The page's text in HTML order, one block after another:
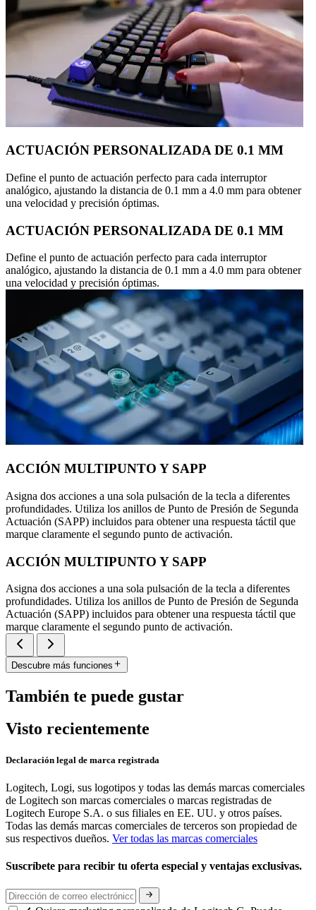
ACTUACIÓN PERSONALIZADA DE 0.1 MM
Define el punto de actuación perfecto para cada interruptor
analógico, ajustando la distancia de 0.1 mm a 4.0 mm para obtener
una velocidad y precisión óptimas.
ACTUACIÓN PERSONALIZADA DE 0.1 MM
Define el punto de actuación perfecto para cada interruptor
analógico, ajustando la distancia de 0.1 mm a 4.0 mm para obtener
una velocidad y precisión óptimas.
ACCIÓN MULTIPUNTO Y SAPP
Asigna dos acciones a una sola pulsación de la tecla a diferentes
profundidades. Utiliza los anillos de Punto de Presión de Segunda
Actuación (SAPP) incluidos para obtener una respuesta táctil que
marque claramente el segundo punto de activación.
ACCIÓN MULTIPUNTO Y SAPP
Asigna dos acciones a una sola pulsación de la tecla a diferentes
profundidades. Utiliza los anillos de Punto de Presión de Segunda
Actuación (SAPP) incluidos para obtener una respuesta táctil que
marque claramente el segundo punto de activación.
Descubre más funciones
También te puede gustar
Visto recientemente
Declaración legal de marca registrada
Logitech, Logi, sus logotipos y todas las demás marcas comerciales
de Logitech son marcas comerciales o marcas registradas de
Logitech Europe S.A. o sus filiales en EE. UU. y otros países.
Todas las demás marcas comerciales de terceros son propiedad de
sus respectivos dueños. Ver todas las marcas comerciales
Suscríbete para recibir tu oferta especial y ventajas exclusivas.